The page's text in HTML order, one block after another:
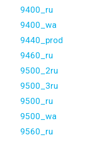
9400_ru
9400_wa
9440_prod
9460_ru
9500_2ru
9500_3ru
9500_ru
9500_wa
9560_ru